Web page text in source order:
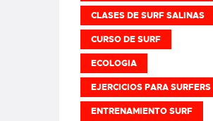
CLASES DE SURF SALINAS
CURSO DE SURF
ECOLOGIA
EJERCICIOS PARA SURFERS
ENTRENAMIENTO SURF